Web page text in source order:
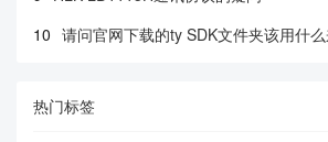
10 请问官网下载的ty SDK文件夹该用什么
热门标签